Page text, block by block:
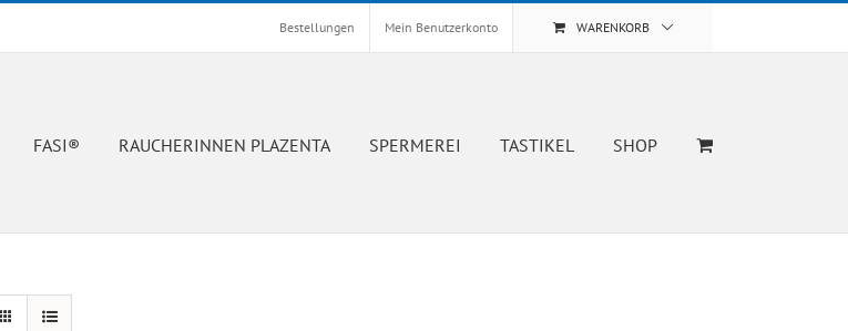
Bestellungen Mein Benutzerkonto WARENKORB
FASI® RAUCHERINNEN PLAZENTA SPERMEREI TASTIKEL SHOP